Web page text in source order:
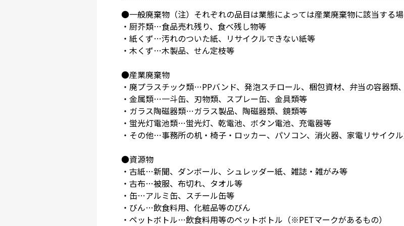
●一般廃棄物（注）それぞれの品目は業態によっては産業廃棄物に該当する場
・厨芥類…食品売れ残り、食べ残し物等
・紙くず…汚れのついた紙、リサイクルできない紙等
・木くず…木製品、せん定枝等
●産業廃棄物
・廃プラスチック類…PPバンド、発泡スチロール、梱包資材、弁当の容器類
・金属類…一斗缶、刃物類、スプレー缶、金具類等
・ガラス陶磁器類…ガラス製品、陶磁器類、鏡類等
・蛍光灯電池類…蛍光灯、乾電池、ボタン電池、充電器等
・その他…事務所の机・椅子・ロッカー、パソコン、消火器、家電リサイク
●資源物
・古紙…新聞、ダンボール、シュレッダー紙、雑誌・雑がみ等
・古布…被服、布切れ、タオル等
・缶…アルミ缶、スチール缶等
・びん…飲食料用、化粧品等のびん
・ペットボトル…飲食料用等のペットボトル（※PETマークがあるもの）